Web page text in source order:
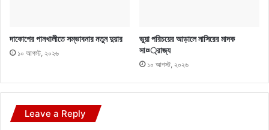
দাকোপের পানখালীতে সম্ভাবনার নতুন দুয়ার
১০ আগস্ট, ২০২৬
ভুয়া পরিচয়ের আড়ালে নাসিরের মাদক
সা¤্রাজ্য
১০ আগস্ট, ২০২৬
Leave a Reply